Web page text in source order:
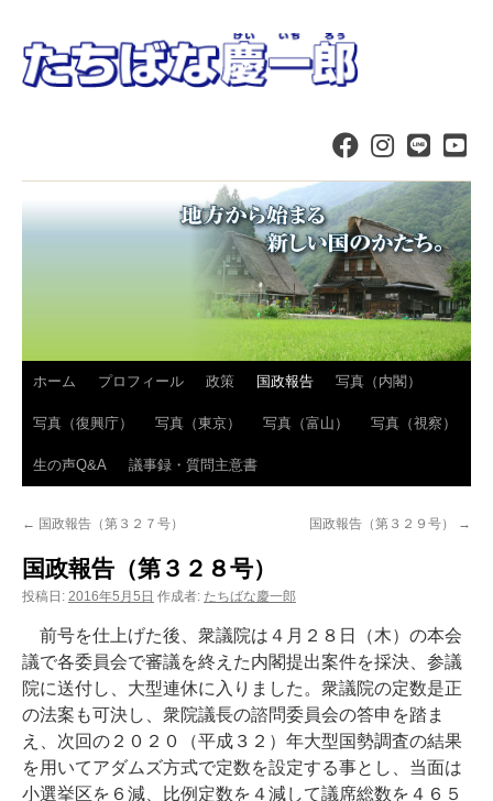
コ
ン
テ
へ
ス
キ
ッ
プ
ホーム プロフィール 政策 国政報告 写真（内閣）
写真（復興庁） 写真（東京） 写真（富山） 写真（視察）
生の声Q&A 議事録・質問主意書
← 国政報告（第３２７号） 国政報告（第３２９号） →
国政報告（第３２８号）
投稿日: 2016年5月5日 作成者: たちばな慶一郎
前号を仕上げた後、衆議院は４月２８日（木）の本会
議で各委員会で審議を終えた内閣提出案件を採決、参議
院に送付し、大型連休に入りました。衆議院の定数是正
の法案も可決し、衆院議長の諮問委員会の答申を踏ま
え、次回の２０２０（平成３２）年大型国勢調査の結果
を用いてアダムズ方式で定数を設定する事とし、当面は
小選挙区を６減、比例定数を４減して議席総数を４６５